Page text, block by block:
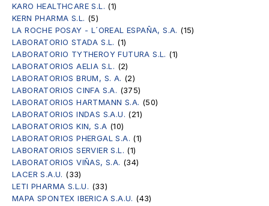
KARO HEALTHCARE S.L. (1)
KERN PHARMA S.L. (5)
LA ROCHE POSAY - L´OREAL ESPAÑA, S.A. (15)
LABORATORIO STADA S.L. (1)
LABORATORIO TYTHEROY FUTURA S.L. (1)
LABORATORIOS AELIA S.L. (2)
LABORATORIOS BRUM, S. A. (2)
LABORATORIOS CINFA S.A. (375)
LABORATORIOS HARTMANN S.A. (50)
LABORATORIOS INDAS S.A.U. (21)
LABORATORIOS KIN, S.A (10)
LABORATORIOS PHERGAL S.A. (1)
LABORATORIOS SERVIER S.L. (1)
LABORATORIOS VIÑAS, S.A. (34)
LACER S.A.U. (33)
LETI PHARMA S.L.U. (33)
MAPA SPONTEX IBERICA S.A.U. (43)